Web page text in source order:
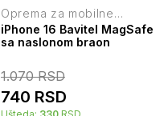
Oprema za mobilne
telefone
iPhone 16 Bavitel MagSafe
sa naslonom braon
1.070RSD
740 RSD